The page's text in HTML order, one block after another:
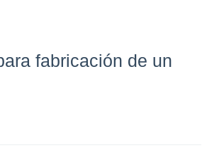
fabricación de un